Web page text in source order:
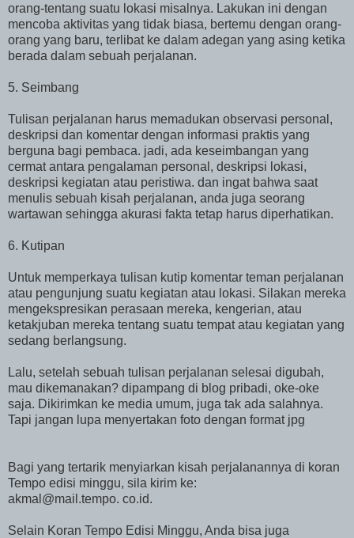
orang-tentang suatu lokasi misalnya. Lakukan ini dengan
mencoba aktivitas yang tidak biasa, bertemu dengan orang-
orang yang baru, terlibat ke dalam adegan yang asing ketika
berada dalam sebuah perjalanan.
5. Seimbang
Tulisan perjalanan harus memadukan observasi personal,
deskripsi dan komentar dengan informasi praktis yang
berguna bagi pembaca. jadi, ada keseimbangan yang
cermat antara pengalaman personal, deskripsi lokasi,
deskripsi kegiatan atau peristiwa. dan ingat bahwa saat
menulis sebuah kisah perjalanan, anda juga seorang
wartawan sehingga akurasi fakta tetap harus diperhatikan.
6. Kutipan
Untuk memperkaya tulisan kutip komentar teman perjalanan
atau pengunjung suatu kegiatan atau lokasi. Silakan mereka
mengekspresikan perasaan mereka, kengerian, atau
ketakjuban mereka tentang suatu tempat atau kegiatan yang
sedang berlangsung.
Lalu, setelah sebuah tulisan perjalanan selesai digubah,
mau dikemanakan? dipampang di blog pribadi, oke-oke
saja. Dikirimkan ke media umum, juga tak ada salahnya.
Tapi jangan lupa menyertakan foto dengan format jpg
Bagi yang tertarik menyiarkan kisah perjalanannya di koran
Tempo edisi minggu, sila kirim ke:
akmal@mail.tempo. co.id.
Selain Koran Tempo Edisi Minggu, Anda bisa juga